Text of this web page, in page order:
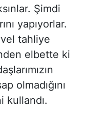
Şimdi
yapıyorlar.
tahliye
elbette ki
olmadığını
kullandı.